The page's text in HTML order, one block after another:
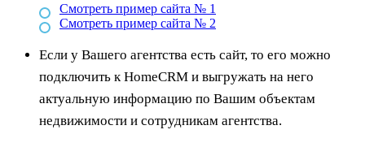
Смотреть пример сайта № 1
Смотреть пример сайта № 2
Если у Вашего агентства есть сайт, то его можно
подключить к HomeCRM и выгружать на него
актуальную информацию по Вашим объектам
недвижимости и сотрудникам агентства.